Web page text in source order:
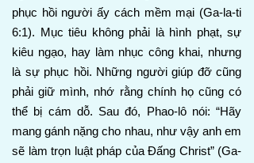
phục hồi người ấy cách mềm mại (Ga-la-ti
6:1). Mục tiêu không phải là hình phạt, sự
kiêu ngạo, hay làm nhục công khai, nhưng
là sự phục hồi. Những người giúp đỡ cũng
phải giữ mình, nhớ rằng chính họ cũng có
thể bị cám dỗ. Sau đó, Phao-lô nói: “Hãy
mang gánh nặng cho nhau, như vậy anh em
sẽ làm trọn luật pháp của Đấng Christ” (Ga-